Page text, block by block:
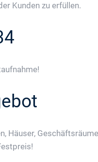
Kunden zu erfüllen.
Häuser,